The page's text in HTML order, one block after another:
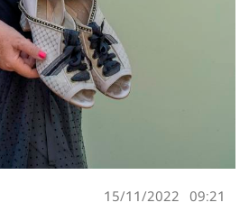
09:21
15/11/2022